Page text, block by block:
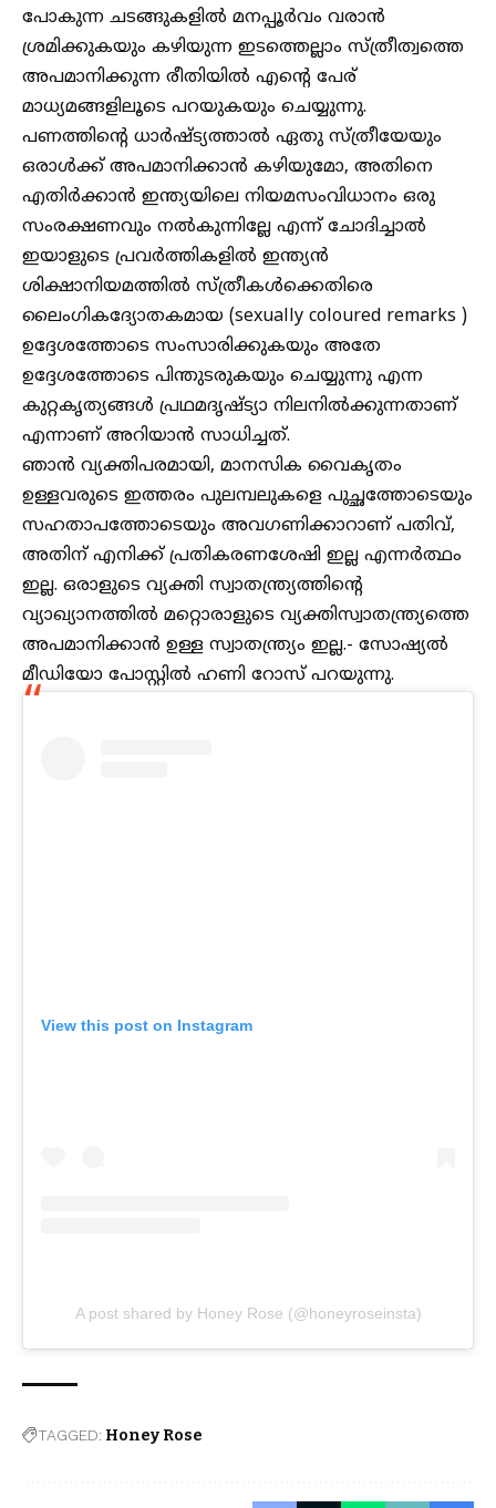
പോകുന്ന ചടങ്ങുകളിൽ മനപ്പൂർവം വരാൻ
ശ്രമിക്കുകയും കഴിയുന്ന ഇടത്തെല്ലാം സ്ത്രീത്വത്തെ
അപമാനിക്കുന്ന രീതിയിൽ എന്റെ പേര്
മാധ്യമങ്ങളിലൂടെ പറയുകയും ചെയ്യുന്നു.
പണത്തിന്റെ ധാർഷ്ട്യത്താൽ ഏതു സ്ത്രീയേയും
ഒരാൾക്ക്‌ അപമാനിക്കാൻ കഴിയുമോ, അതിനെ
എതിർക്കാൻ ഇന്ത്യയിലെ നിയമസംവിധാനം ഒരു
സംരക്ഷണവും നൽകുന്നില്ലേ എന്ന് ചോദിച്ചാൽ
ഇയാളുടെ പ്രവർത്തികളിൽ ഇന്ത്യൻ
ശിക്ഷാനിയമത്തിൽ സ്ത്രീകൾക്കെതിരെ
ലൈംഗികദ്യോതകമായ (sexually coloured remarks )
ഉദ്ദേശത്തോടെ സംസാരിക്കുകയും അതേ
ഉദ്ദേശത്തോടെ പിന്തുടരുകയും ചെയ്യുന്നു എന്ന
കുറ്റകൃത്യങ്ങൾ പ്രഥമദൃഷ്ട്യാ നിലനിൽക്കുന്നതാണ്
എന്നാണ് അറിയാൻ സാധിച്ചത്.
ഞാൻ വ്യക്തിപരമായി, മാനസിക വൈകൃതം
ഉള്ളവരുടെ ഇത്തരം പുലമ്പലുകളെ പുച്ഛത്തോടെയും
സഹതാപത്തോടെയും അവഗണിക്കാറാണ് പതിവ്,
അതിന് എനിക്ക് പ്രതികരണശേഷി ഇല്ല എന്നർത്ഥം
ഇല്ല. ഒരാളുടെ വ്യക്തി സ്വാതന്ത്ര്യത്തിന്റെ
വ്യാഖ്യാനത്തിൽ മറ്റൊരാളുടെ വ്യക്തിസ്വാതന്ത്ര്യത്തെ
അപമാനിക്കാൻ ഉള്ള സ്വാതന്ത്ര്യം ഇല്ല.- സോഷ്യൽ
മീഡിയോ പോസ്റ്റിൽ ഹണി റോസ് പറയുന്നു.
View this post on Instagram
A post shared by Honey Rose (@honeyroseinsta)
TAGGED: Honey Rose